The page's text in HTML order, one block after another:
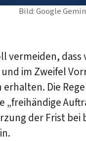
Bild: Google
vermeiden,
im Zweifel
erhalten. Die
„freihändige
der Frist